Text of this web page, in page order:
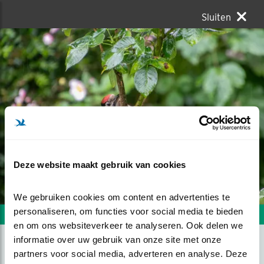
Deze website maakt gebruik van cookies
We gebruiken cookies om content en advertenties te
personaliseren, om functies voor social media te bieden
en om ons websiteverkeer te analyseren. Ook delen we
informatie over uw gebruik van onze site met onze
partners voor social media, adverteren en analyse. Deze
Sluiten
Volgende foto Vorige foto